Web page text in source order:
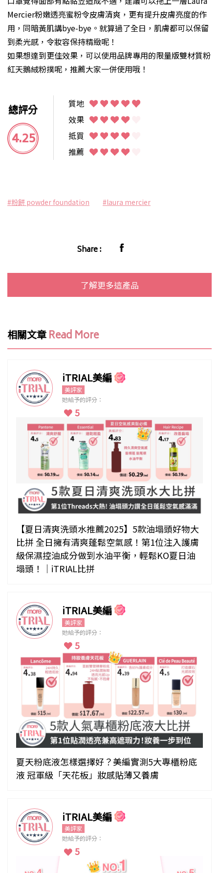
Mercier粉嫩透亮蜜粉令皮膚清爽，更有提升皮膚亮度的作
用，同暗黃肌講bye-bye。就算過了全日，肌膚都可以保留
到柔光感，令妝容保持精緻呢！
如果想達到更佳效果，可以使用品牌專用的限量版雙材質粉
紅天鵝絨粉撲呢，推薦大家一併使用哦！
總評分
4.25
質地
效果
抵買
推薦
#粉餅 powder foundation #laura mercier
Share :
了解更多這產品
相關文章 Read More
iTRIAL美編
美評家
她給予的評分：
5
【夏日清爽洗頭水推薦2025】5款油塌頭好物大
比拼 全日擁有清爽蓬鬆空氣感！第1位注入護膚
級保濕控油成分做到水油平衡，輕鬆KO夏日油
塌頭！｜iTRIAL比拼
iTRIAL美編
美評家
她給予的評分：
5
夏天粉底液怎樣選擇好？美編實測5大專櫃粉底
液 冠軍級「天花板」妝感貼薄又養膚
iTRIAL美編
美評家
她給予的評分：
5